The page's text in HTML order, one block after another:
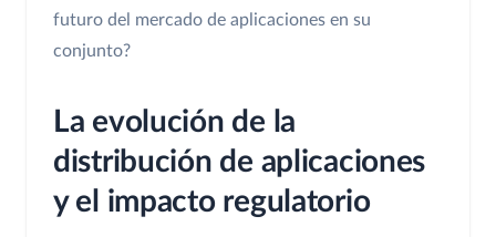
futuro del mercado de aplicaciones en su
conjunto?
La evolución de la
distribución de aplicaciones
y el impacto regulatorio